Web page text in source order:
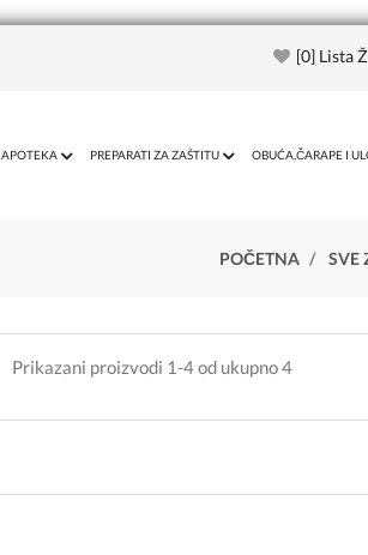
[0] Lista
APOTEKA PREPARATI ZA ZAŠTITU OBUĆA,ČARAPE I
POČETNA SVE
Prikazani proizvodi 1-4 od ukupno 4